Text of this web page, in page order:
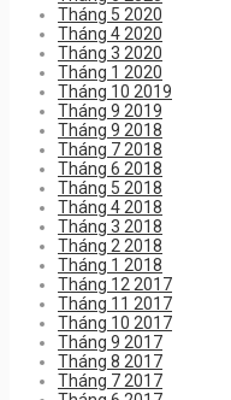
Tháng 5 2020
Tháng 4 2020
Tháng 3 2020
Tháng 1 2020
Tháng 10 2019
Tháng 9 2019
Tháng 9 2018
Tháng 7 2018
Tháng 6 2018
Tháng 5 2018
Tháng 4 2018
Tháng 3 2018
Tháng 2 2018
Tháng 1 2018
Tháng 12 2017
Tháng 11 2017
Tháng 10 2017
Tháng 9 2017
Tháng 8 2017
Tháng 7 2017